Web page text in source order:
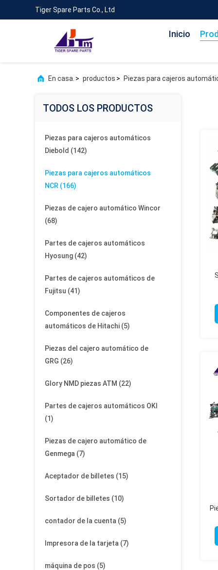
Tiger Spare Parts Co., Ltd
Inicio
En casa. > productos > Piezas para cajeros
TODOS LOS PRODUCTOS
Piezas para cajeros automáticos
Diebold (142)
Piezas para cajeros automáticos
NCR (166)
Piezas de cajero automático Wincor
(68)
Partes de cajeros automáticos
Hyosung (42)
Partes de cajeros automáticos de
Fujitsu (41)
Componentes de cajeros
automáticos de Hitachi (5)
Piezas del cajero automático de
GRG (26)
Glory NMD piezas ATM (22)
Partes de cajeros automáticos OKI
(1)
Piezas de cajero automático de
Genmega (7)
Aceptador de billetes (15)
Sortador de billetes (10)
contador de la cuenta (5)
Impresora de la tarjeta (7)
máquina de pos (5)